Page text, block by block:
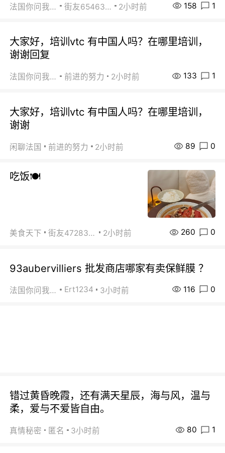
法国你问我答 街友65463281 2小时前 158 1
大家好，培训vtc 有中国人吗？在哪里培训，
谢谢回复
法国你问我答 前进的努力 2小时前 133 1
大家好，培训vtc 有中国人吗？在哪里培训，
谢谢
闲聊法国 前进的努力 2小时前 89 0
吃饭🍽️
美食天下 街友472838572 2小时前 260 0
93aubervilliers 批发商店哪家有卖保鲜膜 ？
法国你问我答 Ert1234 3小时前 116 0
错过黄昏晚霞，还有满天星辰，海与风，温与
柔，爱与不爱皆自由。
真情秘密 匿名 3小时前 80 1